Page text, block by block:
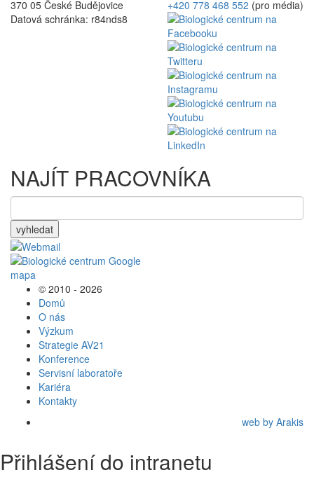
370 05 České Budějovice
Datová schránka: r84nds8
+420 778 468 552 (pro média)
NAJÍT PRACOVNÍKA
vyhledat
© 2010 - 2026
Domů
O nás
Výzkum
Strategie AV21
Konference
Servisní laboratoře
Kariéra
Kontakty
web by Arakis
Přihlášení do intranetu